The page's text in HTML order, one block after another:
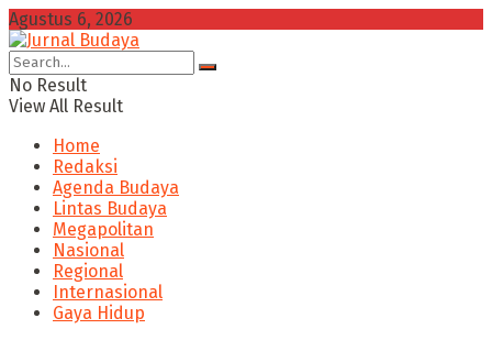
Agustus 6, 2026
No Result
View All Result
Home
Redaksi
Agenda Budaya
Lintas Budaya
Megapolitan
Nasional
Regional
Internasional
Gaya Hidup